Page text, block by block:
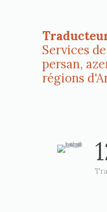
Services
persan,
régions